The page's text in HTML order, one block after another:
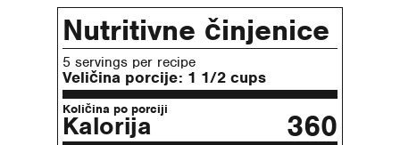
Nutritivne činjenice
5 servings per recipe
Veličina porcije: 1 1/2 cups
Količina po porciji
Kalorija 360